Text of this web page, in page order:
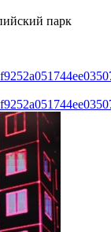
парк